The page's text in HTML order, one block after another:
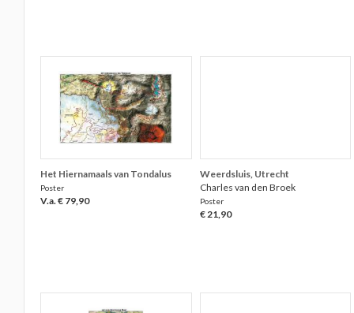
Het Hiernamaals van Tondalus
Poster
V.a. € 79,90
Weerdsluis, Utrecht
Charles van den Broek
Poster
€ 21,90